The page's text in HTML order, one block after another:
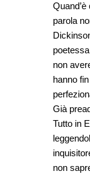
parola
non
hanno
Già
Tutto in
non